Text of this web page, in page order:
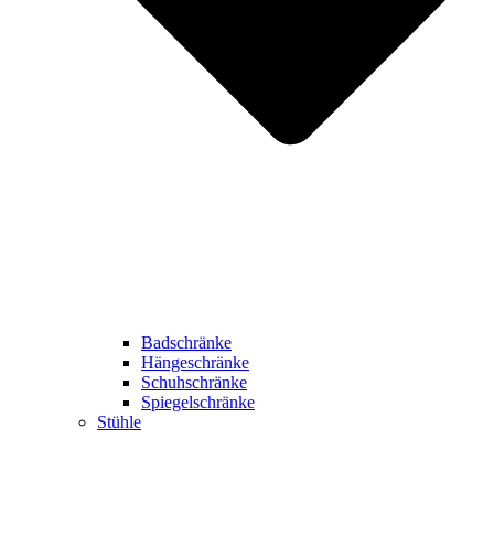
Badschränke
Hängeschränke
Schuhschränke
Spiegelschränke
Stühle